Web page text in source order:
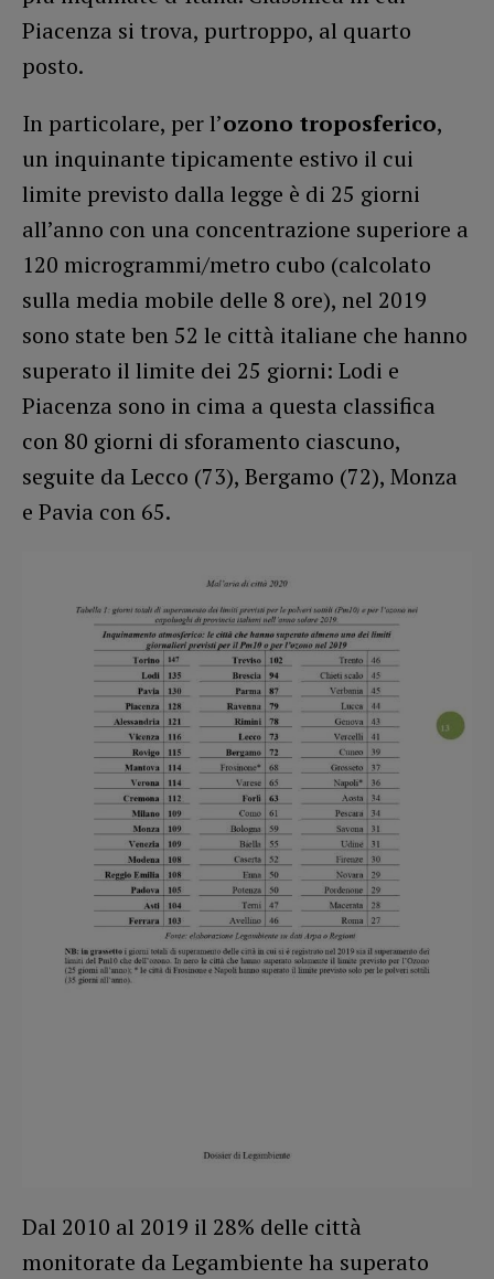
Piacenza si trova, purtroppo, al quarto
posto.
In particolare, per l’ozono troposferico,
un inquinante tipicamente estivo il cui
limite previsto dalla legge è di 25 giorni
all’anno con una concentrazione superiore a
120 microgrammi/metro cubo (calcolato
sulla media mobile delle 8 ore), nel 2019
sono state ben 52 le città italiane che hanno
superato il limite dei 25 giorni: Lodi e
Piacenza sono in cima a questa classifica
con 80 giorni di sforamento ciascuno,
seguite da Lecco (73), Bergamo (72), Monza
e Pavia con 65.
Dal 2010 al 2019 il 28% delle città
monitorate da Legambiente ha superato